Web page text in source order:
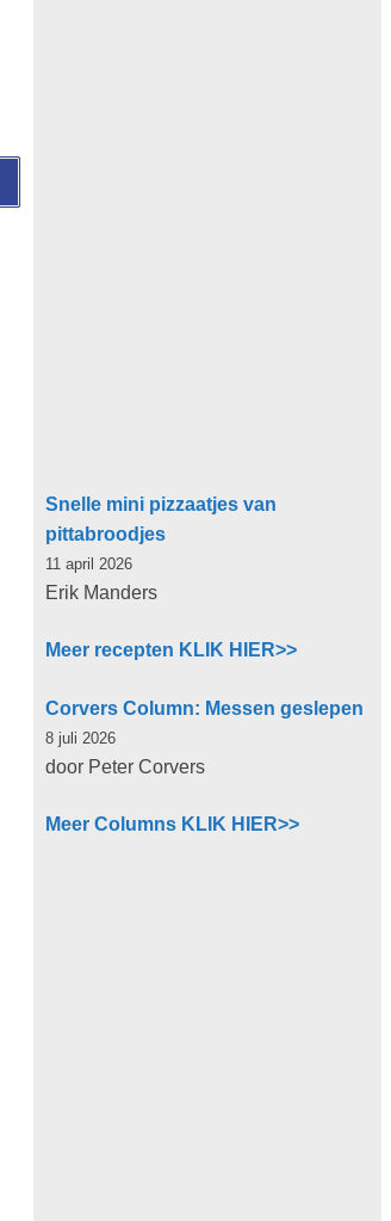
Snelle mini pizzaatjes van
pittabroodjes
11 april 2026
Erik Manders
Meer recepten KLIK HIER>>
Corvers Column: Messen geslepen
8 juli 2026
door Peter Corvers
Meer Columns KLIK HIER>>